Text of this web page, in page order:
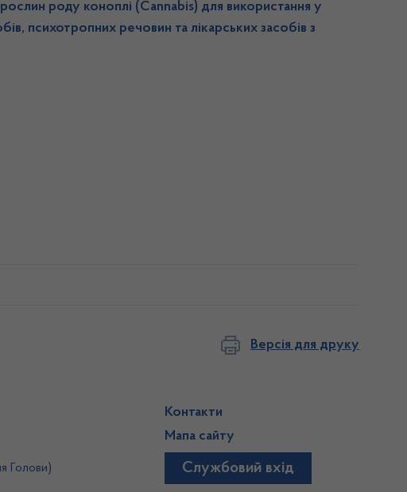
роду коноплі (Cannabis) для використання у
психотропних речовин та лікарських засобів з
Версія для друку
Голови)
Контакти
Мапа сайту
Службовий вхід